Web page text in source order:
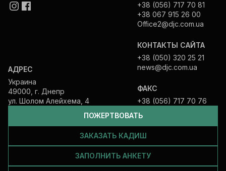
ПОЖЕРТВОВАТЬ
ЗАКАЗАТЬ КАДИШ
ЗАПОЛНИТЬ АНКЕТУ
АДРЕС
Украина
49000, г. Днепр
ул. Шолом Алейхема, 4
+38 (056) 717 70 81
+38 067 915 26 00
Office2@djc.com.ua
КОНТАКТЫ САЙТА
+38 (050) 320 25 21
news@djc.com.ua
ФАКС
+38 (056) 717 70 76